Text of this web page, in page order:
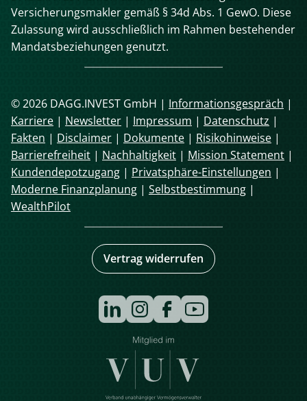
Versicherungsmakler gemäß § 34d Abs. 1 GewO. Diese
Zulassung wird ausschließlich im Rahmen bestehender
Mandatsbeziehungen genutzt.
© 2026 DAGG.INVEST GmbH | Informationsgespräch |
Karriere | Newsletter | Impressum | Datenschutz |
Fakten | Disclaimer | Dokumente | Risikohinweise |
Barrierefreiheit | Nachhaltigkeit | Mission Statement |
Kundendepotzugang | Privatsphäre-Einstellungen |
Moderne Finanzplanung | Selbstbestimmung |
WealthPilot
Vertrag widerrufen
Navigation
überspringen